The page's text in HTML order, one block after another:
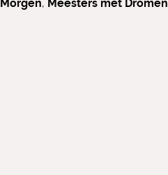
Morgen, Meesters met Dromen